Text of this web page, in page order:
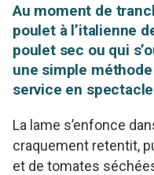
Au moment de
poulet à l’italienne
poulet sec ou qui
une simple
service en
La lame s’enfonce
craquement retentit,
et de tomates